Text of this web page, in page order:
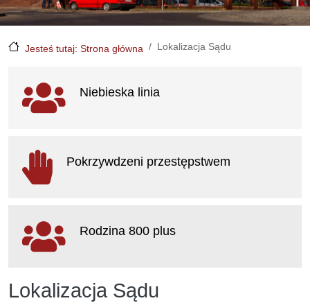
Jesteś tutaj: Strona główna Lokalizacja Sądu
Lokalizacja Sądu
Ważne linki
Niebieska linia
Pokrzywdzeni przestępstwem
Rodzina 800 plus